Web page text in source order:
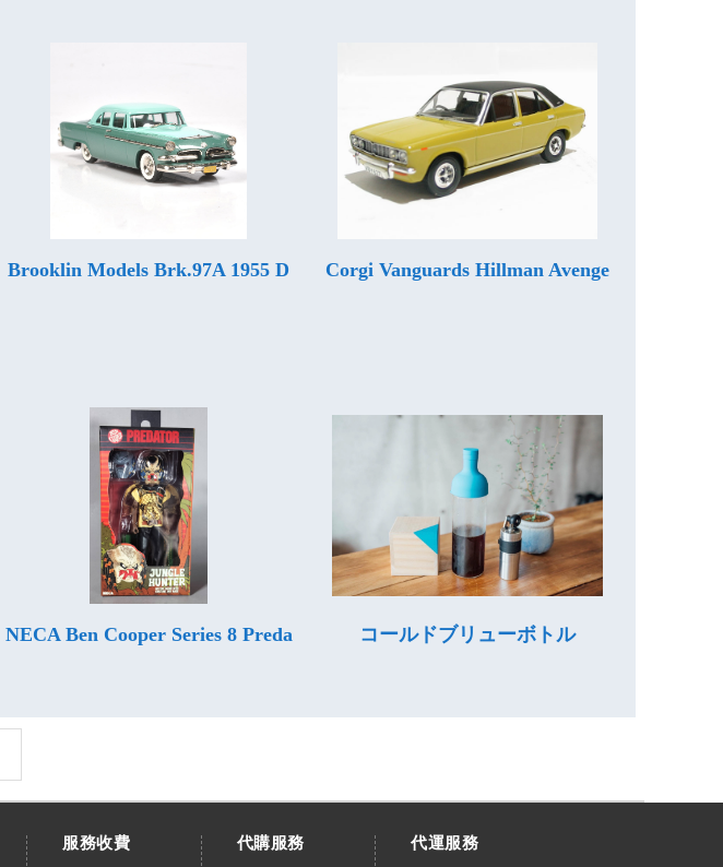
Brooklin Models Brk.97A 1955 D Corgi Vanguards Hillman Avenge
NECA Ben Cooper Series 8 Preda コールドブリューボトル
服務收費
代購服務
代運服務